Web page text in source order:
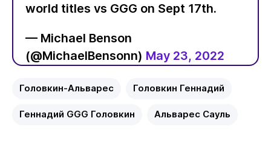
world titles vs GGG on Sept 17th.
— Michael Benson
(@MichaelBensonn) May 23, 2022
Головкин-Альварес Головкин Геннадий
Геннадий GGG Головкин Альварес Сауль